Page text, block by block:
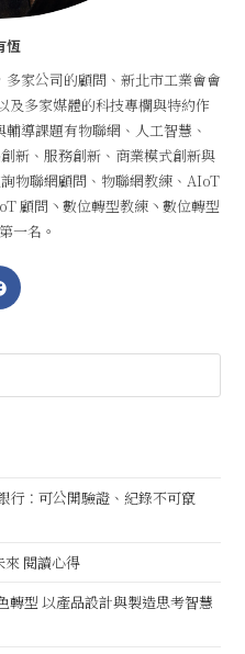
恆
家公司的顧問、新北市工業會會
及多家媒體的科技專欄與特約作
導課題有物聯網、人工智慧、
新、服務創新、商業模式創新與
物聯網顧問、物聯網教練、AIoT
顧問丶數位轉型教練丶數位轉型
一名。
行：可公開驗證、紀錄不可竄
來 閱讀心得
型 以產品設計與製造思考智慧